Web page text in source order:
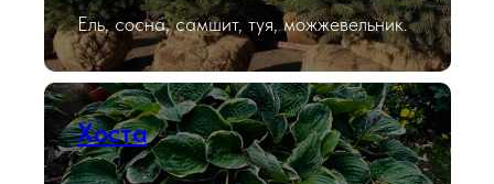
Ель, сосна, самшит, туя, можжевельник.
Хоста